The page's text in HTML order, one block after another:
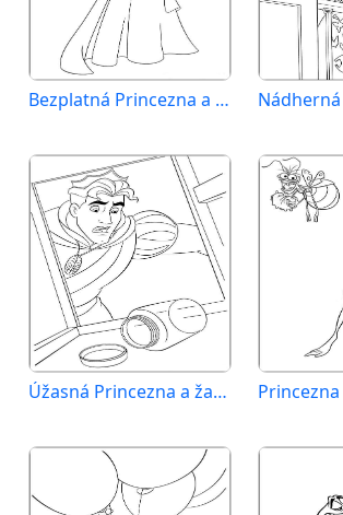
Bezplatná Princezna a žabák pro děti
Úžasná Princezna a žabák